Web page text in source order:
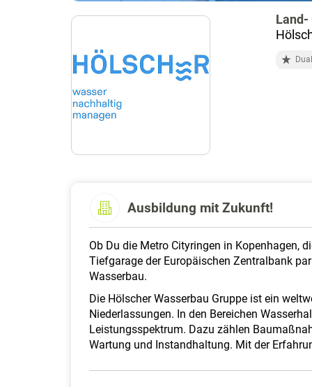
Ausbildung mit Zukunft!
Ob Du die Metro Cityringen in Kopenhagen,
Tiefgarage der Europäischen Zentralbank
Wasserbau.
Die Hölscher Wasserbau Gruppe ist ein
Niederlassungen. In den Bereichen
Leistungsspektrum. Dazu zählen
Wartung und Instandhaltung. Mit der